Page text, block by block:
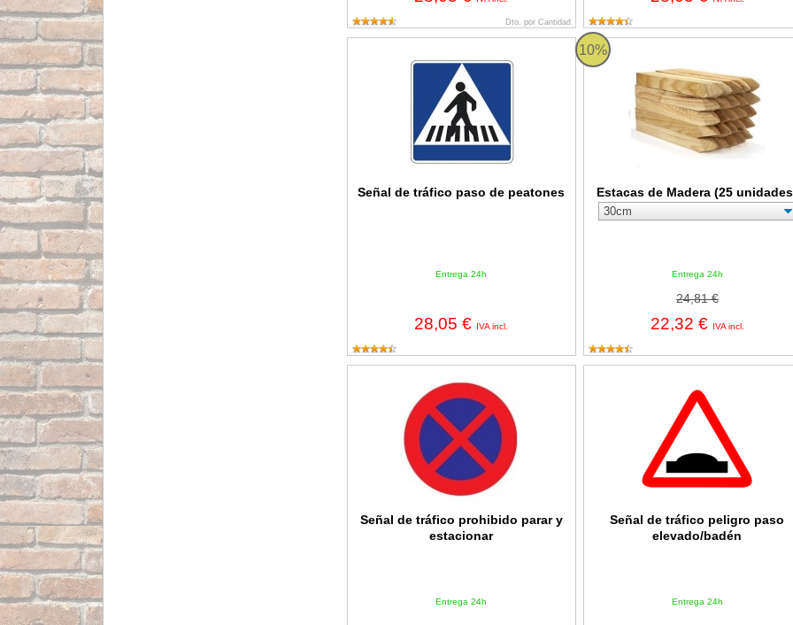
Dto. por Cantidad
Señal de tráfico paso de peatones
Entrega 24h
28,05 € IVA incl.
10%
Estacas de Madera (25
Entrega 24h
24,81 €
22,32 € IVA incl.
Estacas de Madera (25 unidades)
Señal de tráfico prohibido parar y
estacionar
Entrega 24h
Señal de tráfico peligro paso
elevado/badén
Entrega 24h